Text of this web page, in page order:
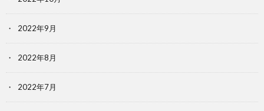
2022年9月
2022年8月
2022年7月